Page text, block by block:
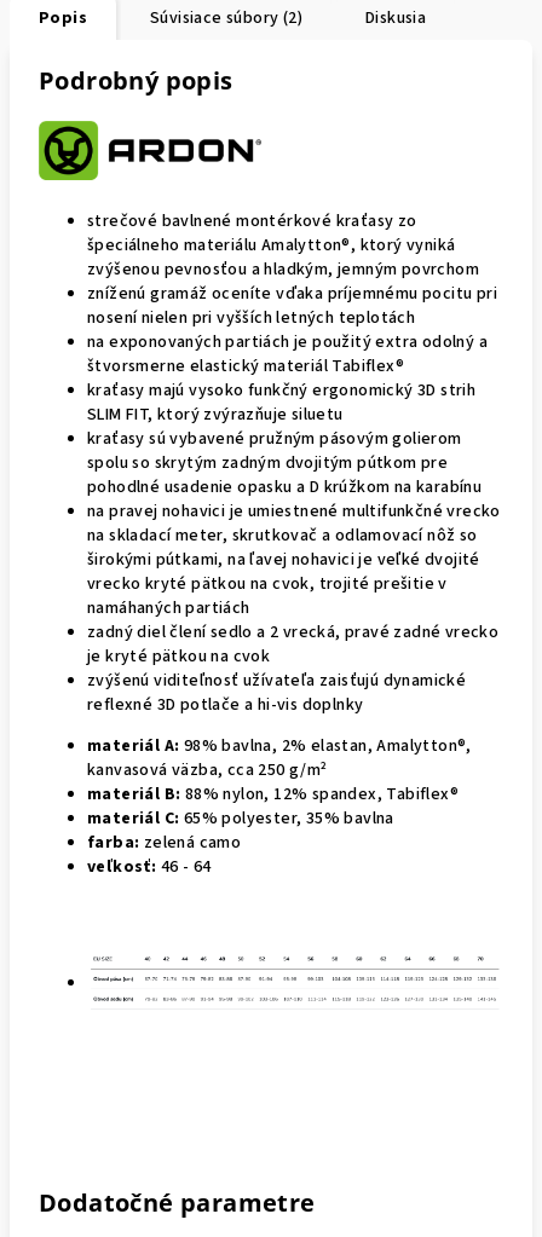
Popis Súvisiace súbory (2) Diskusia
Podrobný popis
strečové bavlnené montérkové kraťasy zo
špeciálneho materiálu Amalytton®, ktorý vyniká
zvýšenou pevnosťou a hladkým, jemným povrchom
zníženú gramáž oceníte vďaka príjemnému pocitu pri
nosení nielen pri vyšších letných teplotách
na exponovaných partiách je použitý extra odolný a
štvorsmerne elastický materiál Tabiflex®
kraťasy majú vysoko funkčný ergonomický 3D strih
SLIM FIT, ktorý zvýrazňuje siluetu
kraťasy sú vybavené pružným pásovým golierom
spolu so skrytým zadným dvojitým pútkom pre
pohodlné usadenie opasku a D krúžkom na karabínu
na pravej nohavici je umiestnené multifunkčné vrecko
na skladací meter, skrutkovač a odlamovací nôž so
širokými pútkami, na ľavej nohavici je veľké dvojité
vrecko kryté pätkou na cvok, trojité prešitie v
namáhaných partiách
zadný diel člení sedlo a 2 vrecká, pravé zadné vrecko
je kryté pätkou na cvok
zvýšenú viditeľnosť užívateľa zaisťujú dynamické
reflexné 3D potlače a hi-vis doplnky
materiál A: 98% bavlna, 2% elastan, Amalytton®,
kanvasová väzba, cca 250 g/m²
materiál B: 88% nylon, 12% spandex, Tabiflex®
materiál C: 65% polyester, 35% bavlna
farba: zelená camo
veľkosť: 46 - 64
Dodatočné parametre